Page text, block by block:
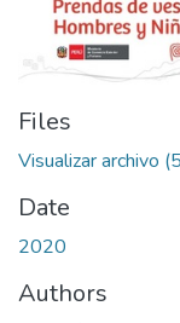
Files
Visualizar archivo
Date
2020
Authors